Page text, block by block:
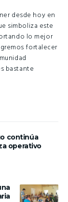
desde hoy en
simboliza este
lo mejor
fortalecer
bastante
continúa
operativo